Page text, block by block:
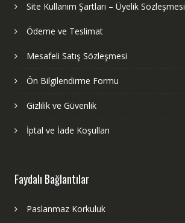
Site Kullanım Şartları – Üyelik Sözleşmesi
Ödeme ve Teslimat
Mesafeli Satış Sözleşmesi
Ön Bilgilendirme Formu
Gizlilik ve Güvenlik
İptal ve İade Koşulları
Faydalı Bağlantılar
Paslanmaz Korkuluk